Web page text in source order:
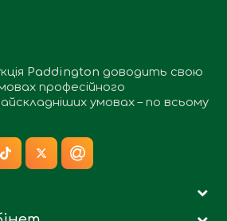
Paddington доводить свою
професійного
умовах – по всьому